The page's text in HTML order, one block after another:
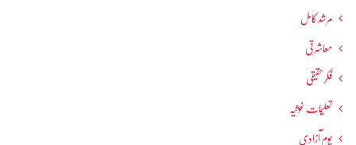
مرشدِ کامل
معاشرتی
فکرحقیقی
تعلیمات غوثیہ
یومِ آزادی